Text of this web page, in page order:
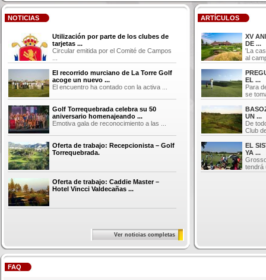
NOTICIAS
Utilización por parte de los clubes de
tarjetas ...
Circular emitida por el Comité de Campos
El recorrido murciano de La Torre Golf
acoge un nuevo ...
El encuentro ha contado con la activa ...
Golf Torrequebrada celebra su 50
aniversario homenajeando ...
Emotiva gala de reconocimiento a las ...
Oferta de trabajo: Recepcionista – Golf
Torrequebrada.
Oferta de trabajo: Caddie Master –
Hotel Vincci Valdecañas ...
Ver noticias completas
FAQ
ARTÍCULOS
XV
DE ...
'La
al
EL ...
Para
se
UN ...
De
Club
EL
YA ...
tendrá